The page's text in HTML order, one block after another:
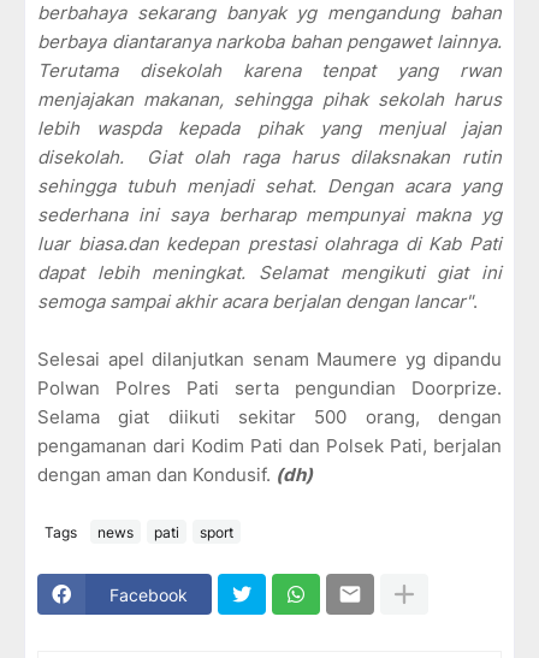
berbahaya sekarang banyak yg mengandung bahan
berbaya diantaranya narkoba bahan pengawet lainnya.
Terutama disekolah karena tenpat yang rwan
menjajakan makanan, sehingga pihak sekolah harus
lebih waspda kepada pihak yang menjual jajan
disekolah. Giat olah raga harus dilaksnakan rutin
sehingga tubuh menjadi sehat. Dengan acara yang
sederhana ini saya berharap mempunyai makna yg
luar biasa.dan kedepan prestasi olahraga di Kab Pati
dapat lebih meningkat. Selamat mengikuti giat ini
semoga sampai akhir acara berjalan dengan lancar".
Selesai apel dilanjutkan senam Maumere yg dipandu
Polwan Polres Pati serta pengundian Doorprize.
Selama giat diikuti sekitar 500 orang, dengan
pengamanan dari Kodim Pati dan Polsek Pati, berjalan
dengan aman dan Kondusif. (dh)
Tags news pati sport
Facebook